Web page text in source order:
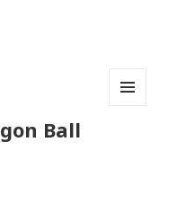
Ball